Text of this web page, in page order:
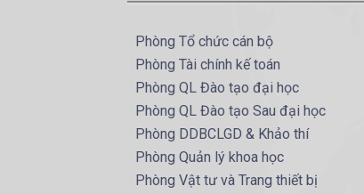
Phòng Tổ chức cán bộ
Phòng Tài chính kế toán
Phòng QL Đào tạo đại học
Phòng QL Đào tạo Sau đại học
Phòng DDBCLGD & Khảo thí
Phòng Quản lý khoa học
Phòng Vật tư và Trang thiết bị